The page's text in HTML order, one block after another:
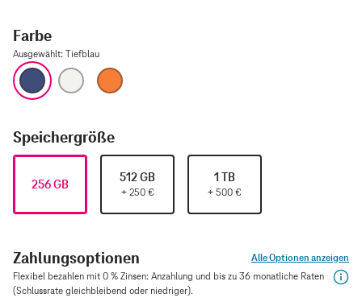
Farbe
Ausgewählt: Tiefblau
Tiefblau Silber
Speichergröße
256 GB 512 GB
+ 250 €
1 TB
+ 500 €
Zahlungsoptionen
Alle Optionen anzeigen
Flexibel bezahlen mit 0 % Zinsen: Anzahlung und bis zu 36 monatliche Raten
(Schlussrate gleichbleibend oder niedriger).